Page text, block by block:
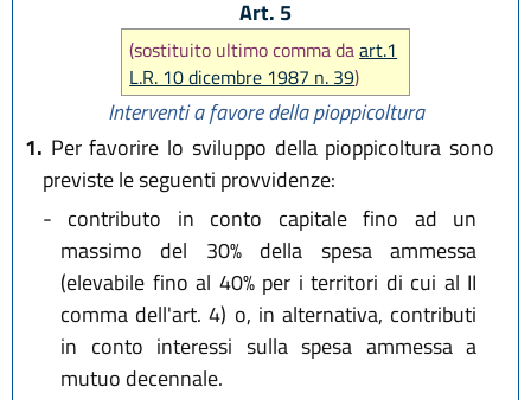
Art. 5
(sostituito ultimo comma daart.1
L.R. 10 dicembre 1987 n. 39)
Interventi a favore della pioppicoltura
1. Per favorire lo sviluppo della pioppicoltura sono
previste le seguenti provvidenze:
- contributo in conto capitale fino ad un
massimo del 30% della spesa ammessa
(elevabile fino al 40% per i territori di cui al II
comma dell'art. 4) o, in alternativa, contributi
in conto interessi sulla spesa ammessa a
mutuo decennale.